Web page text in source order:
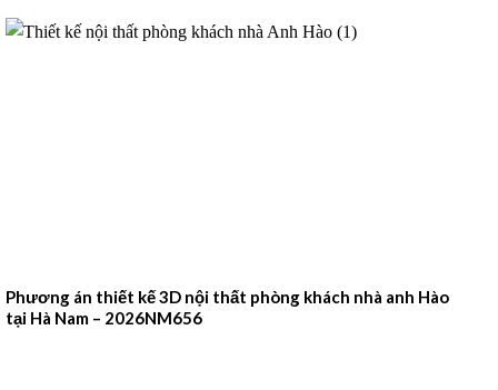
Phương án thiết kế 3D nội thất phòng khách nhà anh Hào
tại Hà Nam – 2026NM656